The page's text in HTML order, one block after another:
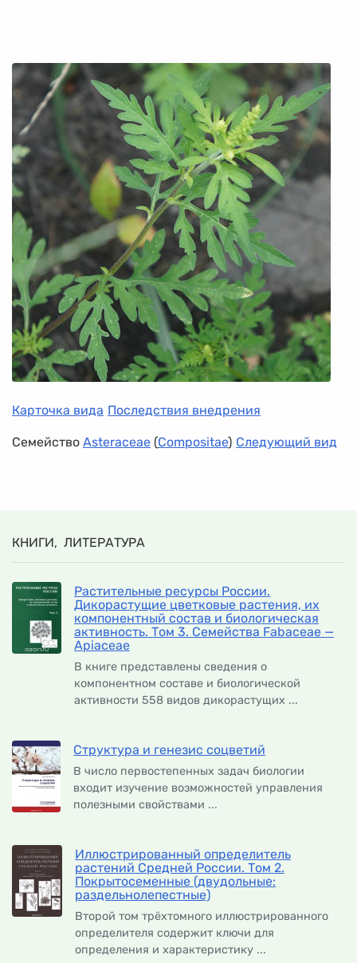
Карточка вида Последствия внедрения
Семейство Asteraceae (Compositae) Следующий вид
КНИГИ, ЛИТЕРАТУРА
Растительные ресурсы России.
Дикорастущие цветковые растения, их
компонентный состав и биологическая
активность. Том 3. Семейства Fabaceae —
Apiaceae
В книге представлены сведения о
компонентном составе и биологической
активности 558 видов дикорастущих ...
Структура и генезис соцветий
В число первостепенных задач биологии
входит изучение возможностей управления
полезными свойствами ...
Иллюстрированный определитель
растений Средней России. Том 2.
Покрытосеменные (двудольные:
раздельнолепестные)
Второй том трёхтомного иллюстрированного
определителя содержит ключи для
определения и характеристику ...